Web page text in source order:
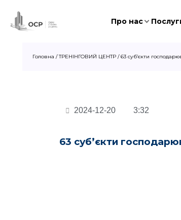
Про нас
Головна /ТРЕНІНГОВИЙ ЦЕНТР /63 субʼєкти
2024-12-20 3:32
63 субʼєкти